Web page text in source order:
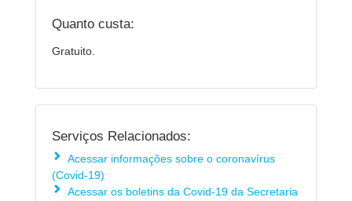
Quanto custa:
Gratuito.
Serviços Relacionados:
Acessar informações sobre o coronavírus
(Covid-19)
Acessar os boletins da Covid-19 da Secretaria